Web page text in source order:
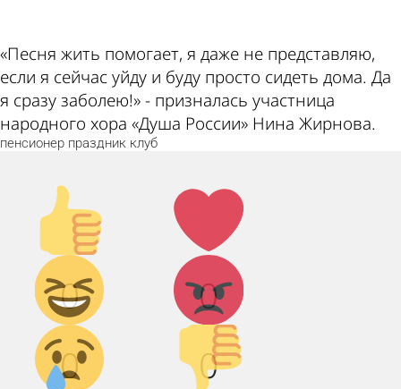
«Песня жить помогает, я даже не представляю,
если я сейчас уйду и буду просто сидеть дома. Да
я сразу заболею!» - призналась участница
народного хора «Душа России» Нина Жирнова.
пенсионер праздник клуб
Палец
вверх!
0
Лайк!
0
Дикий
смех!
0
Агрессия!
0
Грусть :(
Палец
вниз!